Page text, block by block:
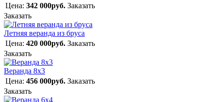
Цена: 342 000руб. Заказать
Заказать
Летняя веранда из бруса
Цена: 420 000руб. Заказать
Заказать
Веранда 8х3
Цена: 456 000руб. Заказать
Заказать